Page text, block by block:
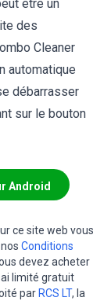
être un
des
Cleaner
automatique
débarrasser
sur le bouton
Android
ce site web vous
Conditions
devez acheter
limité gratuit
parRCS LT, la